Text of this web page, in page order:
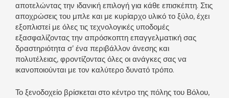
αποτελώντας την ιδανική επιλογή για κάθε επισκέπτη. Στις
αποχρώσεις του μπλε και με κυρίαρχο υλικό το ξύλο, έχει
εξοπλιστεί με όλες τις τεχνολογικές υποδομές
εξασφαλίζοντας την απρόσκοπτη επαγγελματική σας
δραστηριότητα σ’ ένα περιβάλλον άνεσης και
πολυτέλειας, φροντίζοντας όλες οι ανάγκες σας να
ικανοποιούνται με τον καλύτερο δυνατό τρόπο.
Το ξενοδοχείο βρίσκεται στο κέντρο της πόλης του Βόλου,